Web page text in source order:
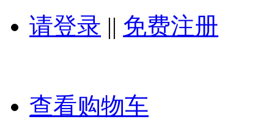
请登录 || 免费注册
查看购物车